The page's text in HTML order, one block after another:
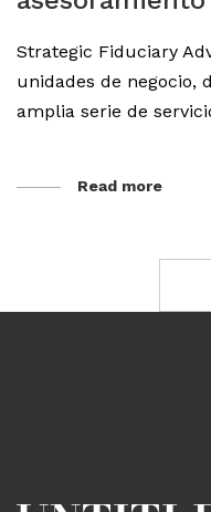
Strategic Fiduciary
unidades de negocio,
amplia serie de
Read more